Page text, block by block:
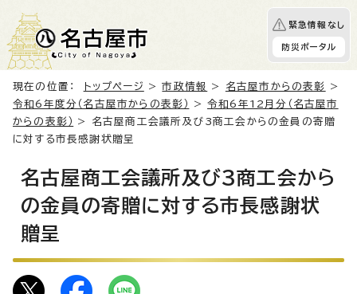
緊急情報なし
防災ポータル
現在の位置： トップページ >市政情報 > 名古屋市からの表彰
>
令和6年度分（名古屋市からの表彰）
>令和6年12月分（名古屋市
からの表彰）
> 名古屋商工会議所及び3商工会からの金員の寄贈
に対する市長感謝状贈呈
名古屋商工会議所及び3商工会から
の金員の寄贈に対する市長感謝状
贈呈